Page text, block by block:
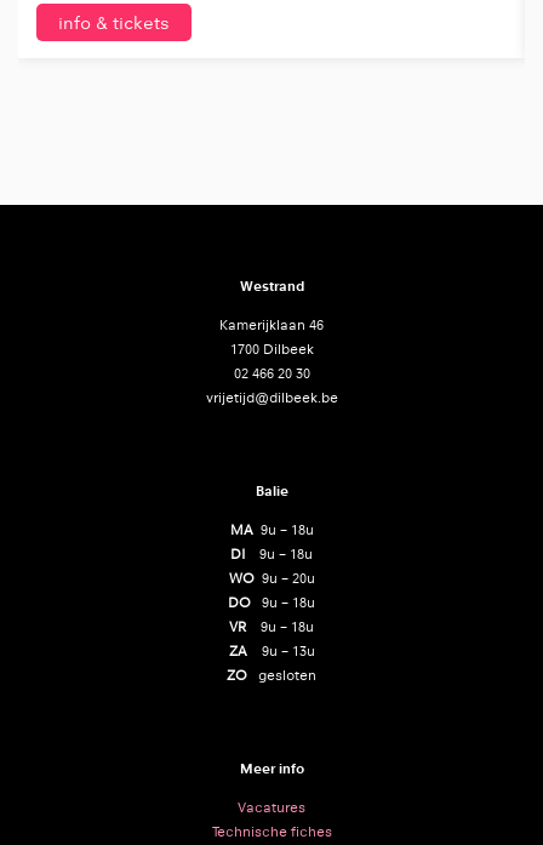
info & tickets
Westrand
Kamerijklaan 46
1700 Dilbeek
02 466 20 30
vrijetijd@dilbeek.be
Balie
MA 9u – 18u
DI 9u – 18u
WO9u – 20u
DO 9u – 18u
VR 9u – 18u
ZA
9u – 13u
ZO gesloten
Meer info
Vacatures
Technische fiches